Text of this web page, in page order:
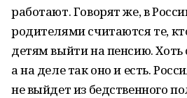
работают. Говорят же, в
родителями считаются те,
детям выйти на пенсию. Хоть
а на деле так оно и есть.
не выйдет из бедственного